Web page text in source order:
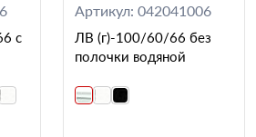
с
Артикул: 042041006
ЛВ (г)-100/60/66 без
полочки водяной